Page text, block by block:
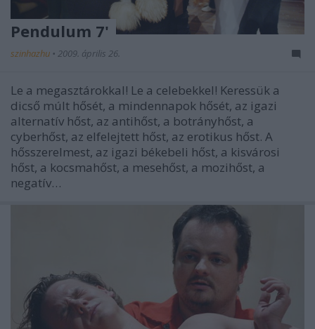
Pendulum 7'
szinhazhu • 2009. április 26.
Le a megasztárokkal! Le a celebekkel! Keressük a
dicső múlt hősét, a mindennapok hősét, az igazi
alternatív hőst, az antihőst, a botrányhőst, a
cyberhőst, az elfelejtett hőst, az erotikus hőst. A
hősszerelmest, az igazi békebeli hőst, a kisvárosi
hőst, a kocsmahőst, a mesehőst, a mozihőst, a
negatív…